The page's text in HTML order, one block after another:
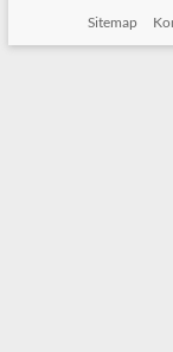
Sitemap